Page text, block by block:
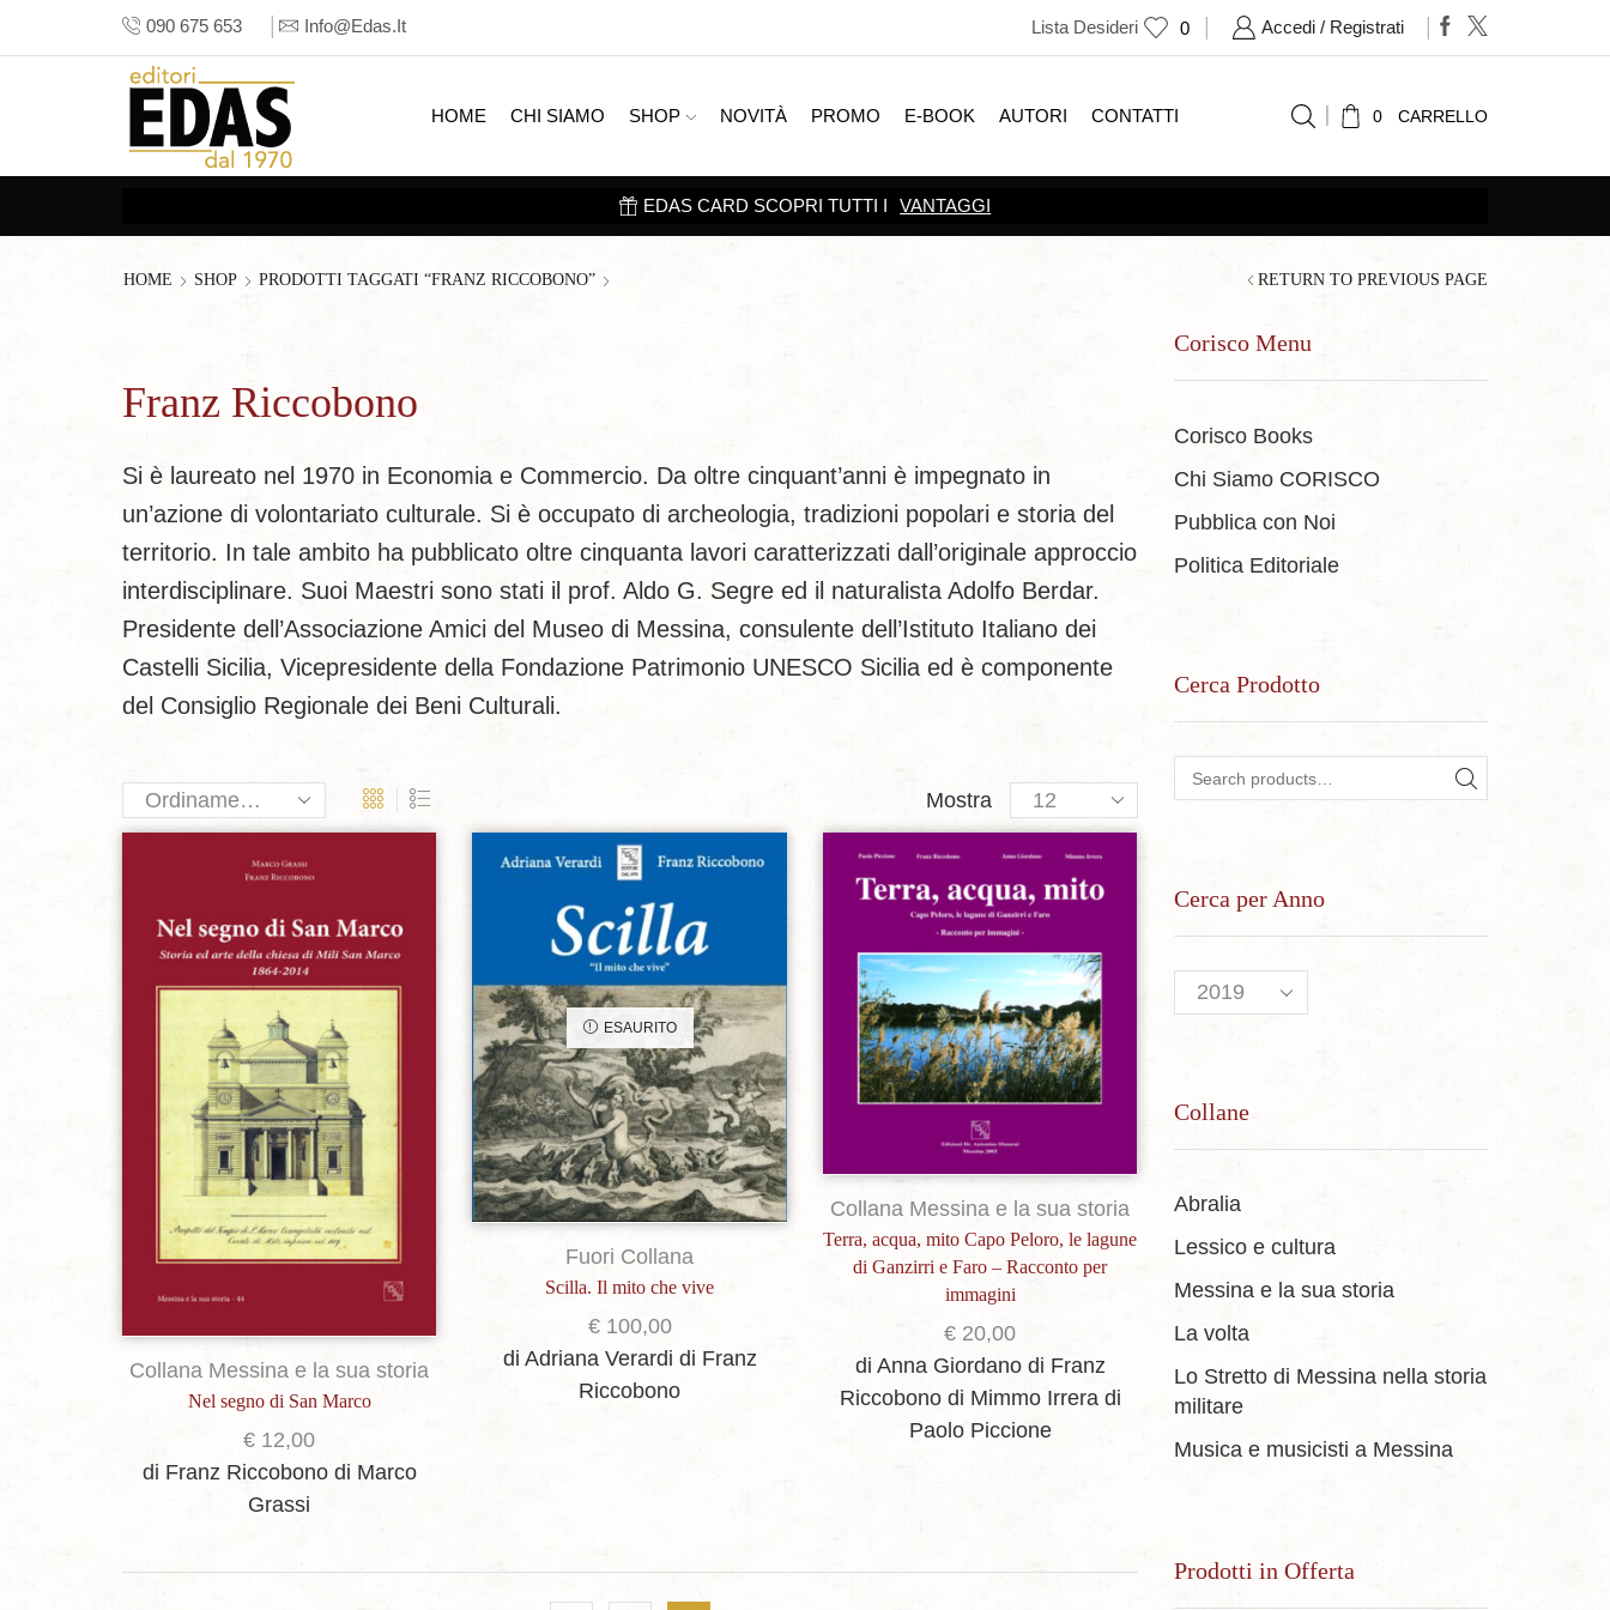
090 675 653 Info@edas.it Lista Desideri 0 Accedi / Registrati
HOME CHI SIAMO SHOP NOVITÀ PROMO E-BOOK AUTORI CONTATTI 0 CARRELLO
EDAS CARD SCOPRI TUTTI I VANTAGGI
HOME SHOP PRODOTTI TAGGATI “FRANZ RICCOBONO” RETURN TO PREVIOUS PAGE
Franz Riccobono
Si è laureato nel 1970 in Economia e Commercio. Da oltre cinquant’anni è impegnato in
un’azione di volontariato culturale. Si è occupato di archeologia, tradizioni popolari e storia del
territorio. In tale ambito ha pubblicato oltre cinquanta lavori caratterizzati dall’originale approccio
interdisciplinare. Suoi Maestri sono stati il prof. Aldo G. Segre ed il naturalista Adolfo Berdar.
Presidente dell’Associazione Amici del Museo di Messina, consulente dell’Istituto Italiano dei
Castelli Sicilia, Vicepresidente della Fondazione Patrimonio UNESCO Sicilia ed è componente
del Consiglio Regionale dei Beni Culturali.
Mostra
Products
per
page
Aggiungi alla lista dei desideri
Collana Messina e la sua storia
Nel segno di San Marco
€ 12,00
di Franz Riccobono di Marco
Grassi
Aggiungi alla lista dei desideri
ESAURITO
Fuori Collana
Scilla. Il mito che vive
€100,00
di Adriana Verardi di Franz
Riccobono
Aggiungi alla lista dei desideri
Collana Messina e la sua storia
Terra, acqua, mito Capo Peloro, le lagune
di Ganzirri e Faro – Racconto per
immagini
€ 20,00
di Anna Giordano di Franz
Riccobono di Mimmo Irrera di
Paolo Piccione
Corisco Menu
Corisco Books
Chi Siamo CORISCO
Pubblica con Noi
Politica Editoriale
Cerca Prodotto
Search for: SEARCH
Cerca per Anno
Collane
Abralia
Lessico e cultura
Messina e la sua storia
La volta
Lo Stretto di Messina nella storia
militare
Musica e musicisti a Messina
Prodotti in Offerta